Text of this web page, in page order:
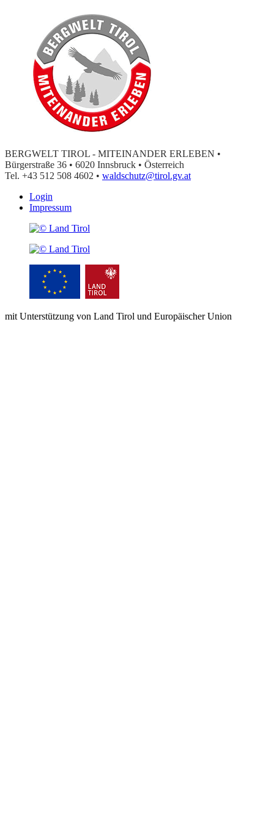
BERGWELT TIROL - MITEINANDER ERLEBEN •
Bürgerstraße 36 • 6020 Innsbruck • Österreich
Tel. +43 512 508 4602 • waldschutz@tirol.gv.at
Login
Impressum
mit Unterstützung von Land Tirol und Europäischer Union